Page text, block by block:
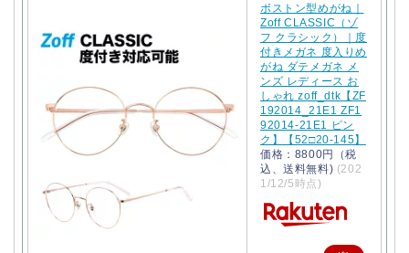
ボストン型めがね｜
Zoff CLASSIC（ゾ
フ クラシック）｜度
付きメガネ 度入りめ
がね ダテメガネ メ
ンズ レディース お
しゃれ zoff_dtk【ZF
192014_21E1 ZF1
92014-21E1 ピン
ク】【52□20-145】
価格：8800円（税
込、送料無料) (202
1/12/5時点)